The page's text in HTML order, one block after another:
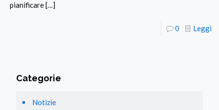
pianificare […]
0 Leggi
Categorie
Notizie